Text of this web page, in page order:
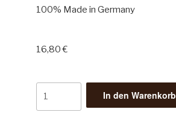
100% Made in Germany
16,80€
In den Warenkorb